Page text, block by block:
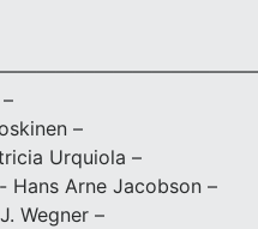
–
Urquiola –
Hans Arne Jacobson –
Wegner –